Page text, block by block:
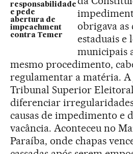
responsabilidade
e pede
abertura de
impeachment
contra Temer
obrigava as
estaduais e
municipais
mesmo procedimento,
regulamentar a matéria.
Tribunal Superior
diferenciar
causas de impedimento e
vacância. Aconteceu no
Paraíba, onde chapas